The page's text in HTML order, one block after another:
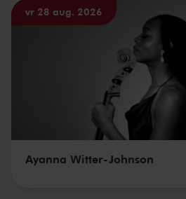
vr 28 aug. 2026
Ayanna Witter-Johnson